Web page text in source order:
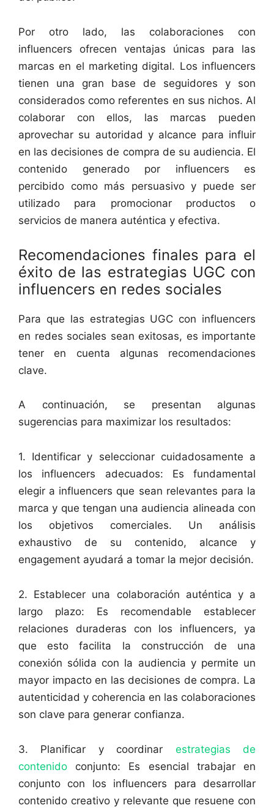
Por otro lado, las colaboraciones con
influencers ofrecen ventajas únicas para las
marcas en el marketing digital. Los influencers
tienen una gran base de seguidores y son
considerados como referentes en sus nichos. Al
colaborar con ellos, las marcas pueden
aprovechar su autoridad y alcance para influir
en las decisiones de compra de su audiencia. El
contenido generado por influencers es
percibido como más persuasivo y puede ser
utilizado para promocionar productos o
servicios de manera auténtica y efectiva.
Recomendaciones finales para el
éxito de las estrategias UGC con
influencers en redes sociales
Para que las estrategias UGC con influencers
en redes sociales sean exitosas, es importante
tener en cuenta algunas recomendaciones
clave.
A continuación, se presentan algunas
sugerencias para maximizar los resultados:
1. Identificar y seleccionar cuidadosamente a
los influencers adecuados: Es fundamental
elegir a influencers que sean relevantes para la
marca y que tengan una audiencia alineada con
los objetivos comerciales. Un análisis
exhaustivo de su contenido, alcance y
engagement ayudará a tomar la mejor decisión.
2. Establecer una colaboración auténtica y a
largo plazo: Es recomendable establecer
relaciones duraderas con los influencers, ya
que esto facilita la construcción de una
conexión sólida con la audiencia y permite un
mayor impacto en las decisiones de compra. La
autenticidad y coherencia en las colaboraciones
son clave para generar confianza.
3. Planificar y coordinar estrategias de
contenido conjunto: Es esencial trabajar en
conjunto con los influencers para desarrollar
contenido creativo y relevante que resuene con